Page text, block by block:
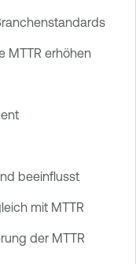
MTTR erhöhen
beeinflusst
mit MTTR
der MTTR